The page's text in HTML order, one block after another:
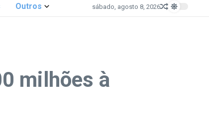
Outros sábado, agosto 8, 2026
milhões à